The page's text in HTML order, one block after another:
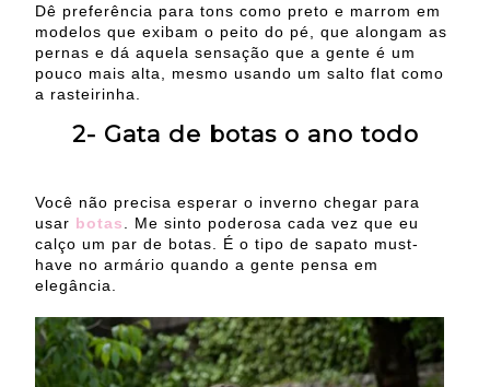
Dê preferência para tons como preto e marrom em
modelos que exibam o peito do pé, que alongam as
pernas e dá aquela sensação que a gente é um
pouco mais alta, mesmo usando um salto flat como
a rasteirinha.
2- Gata de botas o ano todo
Você não precisa esperar o inverno chegar para
usar botas
. Me sinto poderosa cada vez que eu
calço um par de botas. É o tipo de sapato must-
have no armário quando a gente pensa em
elegância.